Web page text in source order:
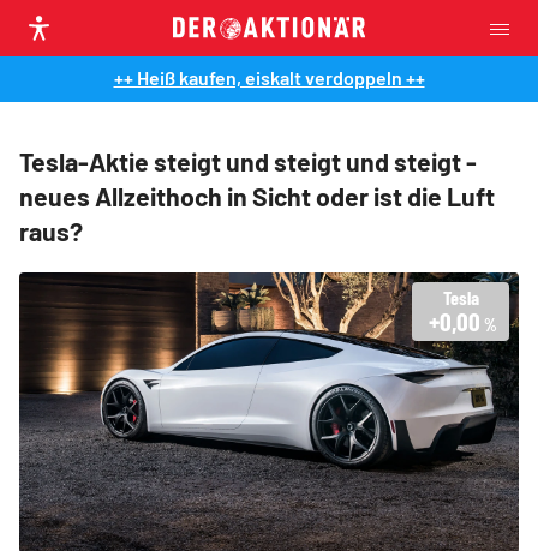
++ Heiß kaufen, eiskalt verdoppeln ++
Tesla-Aktie steigt und steigt und steigt -
neues Allzeithoch in Sicht oder ist die Luft
raus?
Tesla
+0,00 %